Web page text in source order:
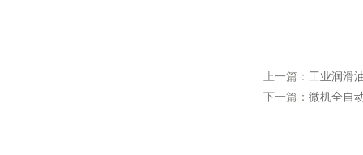
上一篇： 工业润滑
下一篇： 微机全自